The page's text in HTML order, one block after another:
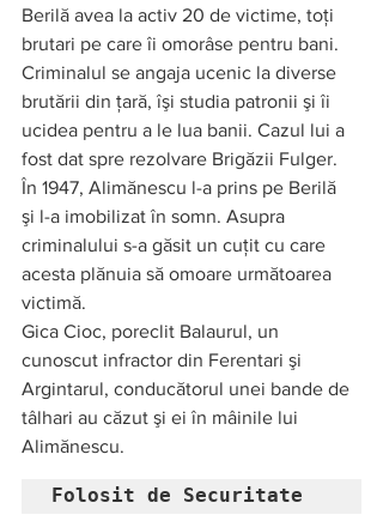
Berilă avea la activ 20 de victime, toţi
brutari pe care îi omorâse pentru bani.
Criminalul se angaja ucenic la diverse
brutării din ţară, îşi studia patronii şi îi
ucidea pentru a le lua banii. Cazul lui a
fost dat spre rezolvare Brigăzii Fulger.
În 1947, Alimănescu l-a prins pe Berilă
şi l-a imobilizat în somn. Asupra
criminalului s-a găsit un cuţit cu care
acesta plănuia să omoare următoarea
victimă.
Gica Cioc, poreclit Balaurul, un
cunoscut infractor din Ferentari şi
Argintarul, conducătorul unei bande de
tâlhari au căzut şi ei în mâinile lui
Alimănescu.